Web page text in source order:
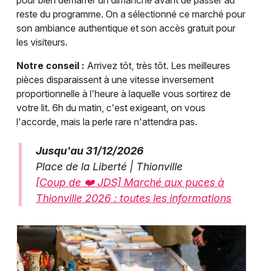
reste du programme. On a sélectionné ce marché pour
son ambiance authentique et son accès gratuit pour
les visiteurs.
Notre conseil : Arrivez tôt, très tôt. Les meilleures
pièces disparaissent à une vitesse inversement
proportionnelle à l'heure à laquelle vous sortirez de
votre lit. 6h du matin, c'est exigeant, on vous
l'accorde, mais la perle rare n'attendra pas.
Jusqu'au 31/12/2026
Place de la Liberté | Thionville
[Coup de ❤️ JDS] Marché aux puces à
Thionville 2026 : toutes les informations